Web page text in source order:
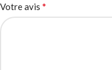
Votre avis *